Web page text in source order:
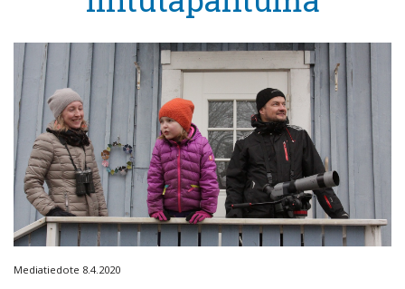
Mediatiedote 8.4.2020